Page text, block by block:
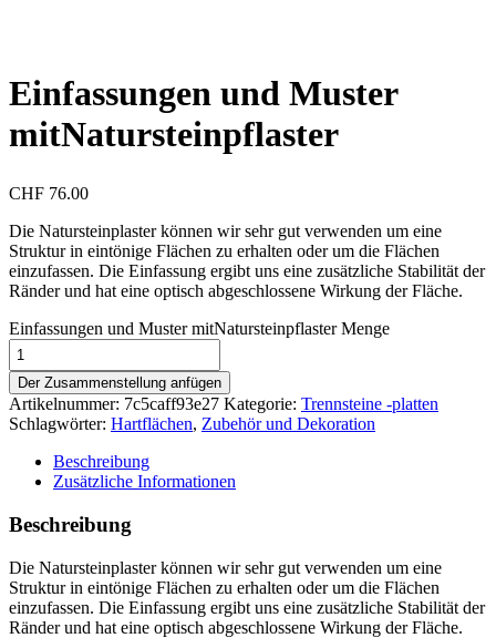
Einfassungen und Muster
mitNatursteinpflaster
CHF 76.00
Die Natursteinplaster können wir sehr gut verwenden um eine
Struktur in eintönige Flächen zu erhalten oder um die Flächen
einzufassen. Die Einfassung ergibt uns eine zusätzliche Stabilität der
Ränder und hat eine optisch abgeschlossene Wirkung der Fläche.
Einfassungen und Muster mitNatursteinpflaster Menge
Der Zusammenstellung anfügen
Artikelnummer: 7c5caff93e27 Kategorie: Trennsteine -platten
Schlagwörter: Hartflächen, Zubehör und Dekoration
Beschreibung
Zusätzliche Informationen
Beschreibung
Die Natursteinplaster können wir sehr gut verwenden um eine
Struktur in eintönige Flächen zu erhalten oder um die Flächen
einzufassen. Die Einfassung ergibt uns eine zusätzliche Stabilität der
Ränder und hat eine optisch abgeschlossene Wirkung der Fläche.